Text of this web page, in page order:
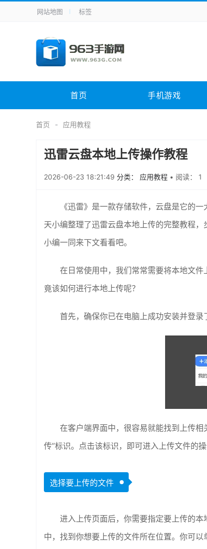
手机应用
手机游戏 体育竞技
电脑软件 其它类别 图形软件
未分类
网站地图 标签
首页 手机游戏
首页 应用教程
迅雷云盘本地上传操作教程
2026-06-23 18:21:49 分类： 应用教程 • 阅读： 1
《迅雷》是一款存储软件，云盘是它的
天小编整理了迅雷云盘本地上传的完整教程
小编一同来下文看看吧。
在日常使用中，我们常常需要将本地文
竟该如何进行本地上传呢？
首先，确保你已在电脑上成功安装并登录
在客户端界面中，很容易就能找到上传
传”标识。点击该标识，即可进入上传文件的操
选择要上传的文件
进入上传页面后，你需要指定要上传的
中，找到你想要上传的文件所在位置。你可